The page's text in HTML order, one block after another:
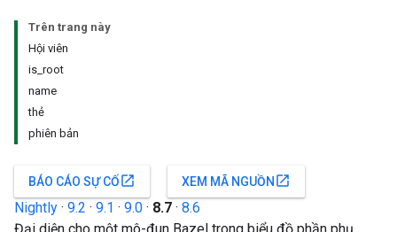
Trên trang này
Hội viên
is_root
name
thẻ
phiên bản
BÁO CÁO SỰ CỐopen_in_new XEM MÃ NGUỒN open_in_new
Nightly · 9.2 · 9.1 · 9.0 · 8.7 · 8.6